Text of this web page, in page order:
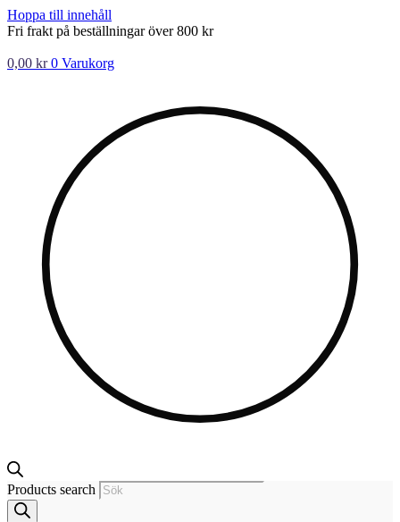
Hoppa till innehåll
Fri frakt på beställningar över 800 kr
0,00 kr 0 Varukorg
Products search